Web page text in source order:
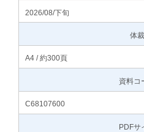
2026/08/下旬
体裁
A4 / 約300頁
資料コ
C68107600
PDFサ